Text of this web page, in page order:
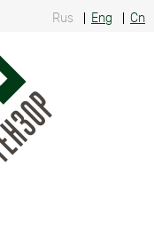
Rus Eng Cn